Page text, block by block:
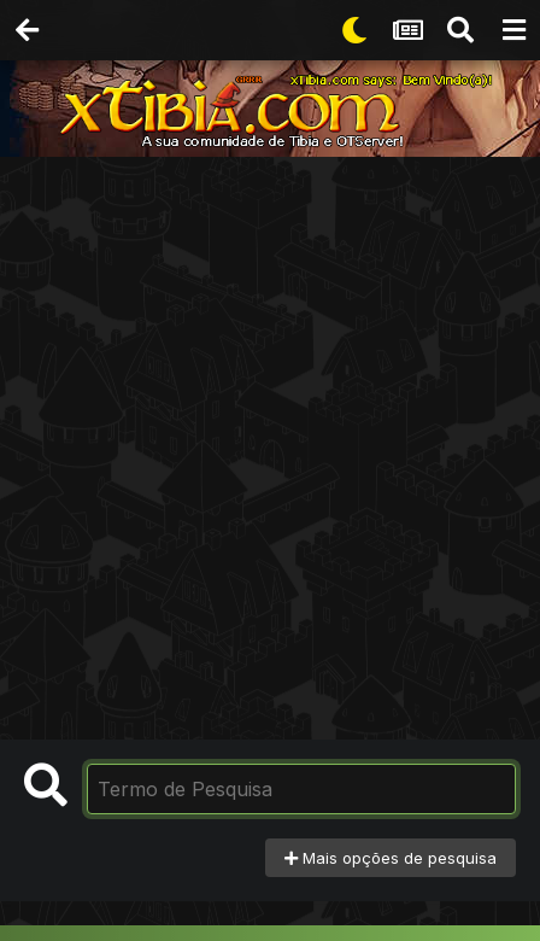
Mais opções de pesquisa